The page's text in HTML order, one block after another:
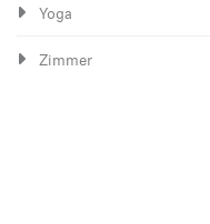
Yoga
Zimmer